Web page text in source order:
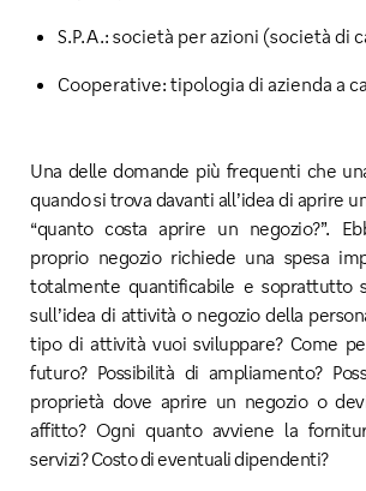
S.P.A.: società per azioni (società di
Cooperative: tipologia di azienda a
Una delle domande più frequenti che
quando si trova davanti all’idea di aprire
“quanto costa aprire un negozio?”.
proprio negozio richiede una spesa
totalmente quantificabile e soprattutto
sull’idea di attività o negozio della
tipo di attività vuoi sviluppare? Come
futuro? Possibilità di ampliamento?
proprietà dove aprire un negozio o
affitto? Ogni quanto avviene la
servizi? Costo di eventuali dipendenti?